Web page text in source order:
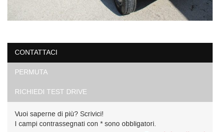
CONTATTACI
PERMUTA
RICHIEDI TEST DRIVE
Vuoi saperne di più? Scrivici!
I campi contrassegnati con * sono obbligatori.